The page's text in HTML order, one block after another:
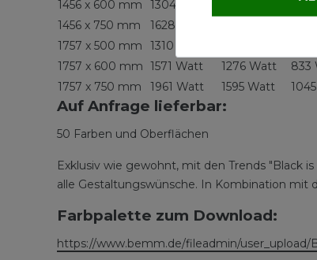
1456 x 600 mm
1304 Watt
1456 x 750 mm
1628 Watt
1757 x 500 mm
1310 Watt
1757 x 600 mm 1571 Watt 1276 Watt
833
1757 x 750 mm
1961 Watt 1595 Watt
Auf Anfrage lieferbar:
50 Farben und Oberflächen
Exklusiv wie gewohnt, mit den Trends "Black
alle Gestaltungswünsche. In Kombination mit
Farbpalette zum Download:
https://www.bemm.de/fileadmin/